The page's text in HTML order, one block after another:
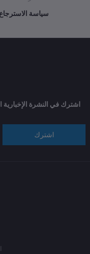
سياسة الاسترجاع
اشترك في النشرة
اشترك